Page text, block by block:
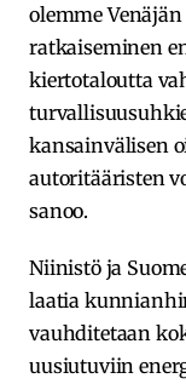
olemme
ratkaiseminen
kiertotaloutta
kansainvälisen
autoritääristen
sanoo.
Niinistö ja
laatia
vauhditetaan
uusiutuviin